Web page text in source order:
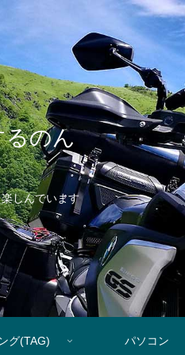
るのん
しんでいます
グ(TAG) パソコン